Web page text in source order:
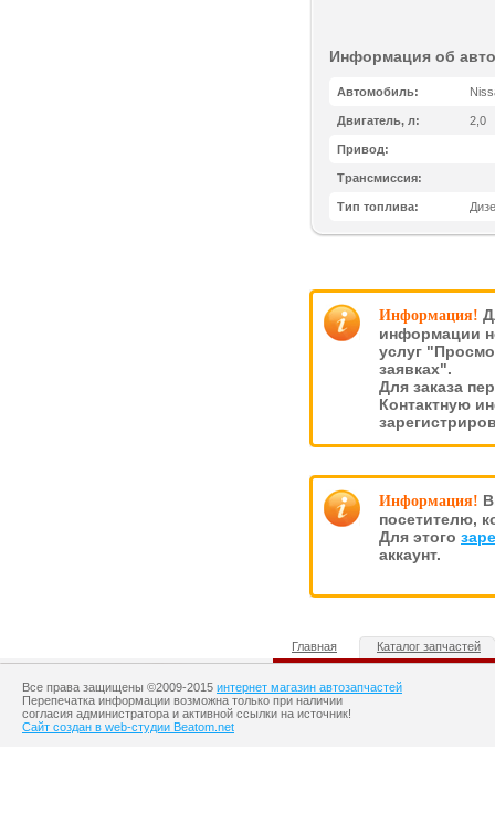
Информация об
Автомобиль:
Двигатель, л: 2,0
Привод:
Трансмиссия:
Тип топлива:
Информация!
информации
услуг
заявках".
Для заказа
Контактную
Информация!
посетителю,
Для этого
аккаунт.
Главная Каталог запчастей
Все права защищены ©2009-2015 интернет магазин автозапчастей
Перепечатка информации возможна только при наличии
согласия администратора и активной ссылки на источник!
Сайт создан в web-студии Beatom.net